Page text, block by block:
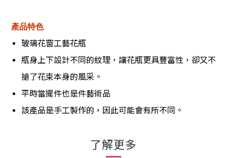
產品特色
玻璃花窗工藝花瓶
瓶身上下設計不同的紋理，讓花瓶更具豐富性，卻又不
搶了花束本身的風采。
平時當擺件也是件藝術品
該產品是手工製作的，因此可能會有所不同。
了解更多